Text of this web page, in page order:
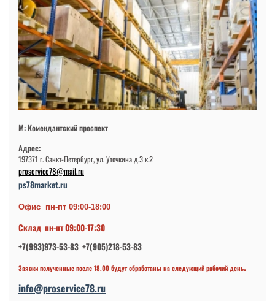
М: Комендантский проспект
Адрес:
197371 г. Санкт-Петербург, ул. Уточкина д.3 к.2
proservice78@mail.ru
ps78market.ru
Офис пн-пт 09:00-18:00
Склад пн-пт 09:00-17:30
+7(993)973-53-83 +7(905)218-53-83
Заявки полученные после 18.00 будут обработаны на следующий рабочий день.
info@proservice78.ru